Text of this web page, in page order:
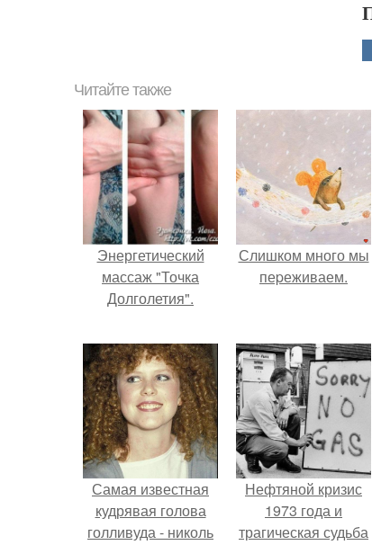
Читайте также
Энергетический
массаж "Точка
Долголетия".
Слишком много мы
пеpеживаем.
Самая известная
кудрявая голова
голливуда - николь
Нефтяной кризис
1973 года и
трагическая судьба